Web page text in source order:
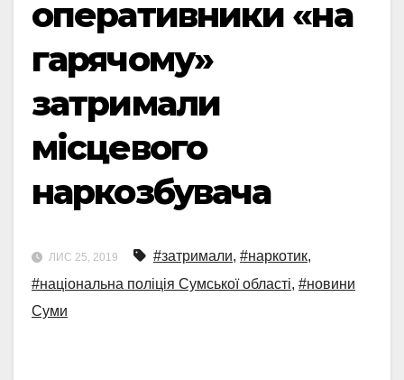
оперативники «на
гарячому»
затримали
місцевого
наркозбувача
ЛИС 25, 2019 #затримали, #наркотик,
#національна поліція Сумської області, #новини
Суми